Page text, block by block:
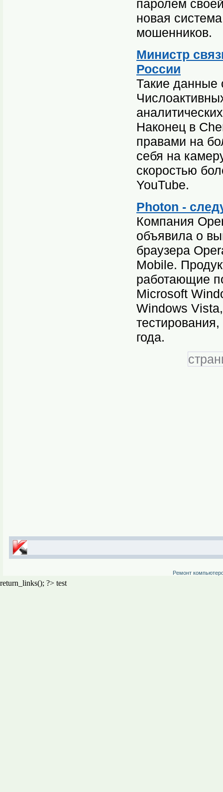
паролем
новая
мошенников.
Министр
России
Такие данные
Наконец в
правами на
себя на
скоростью
YouTube.
Photon -
Компания
объявила о
браузера
Mobile.
работающие
Microsoft
Windows
года.
Ремонт
return_links(); ?> test